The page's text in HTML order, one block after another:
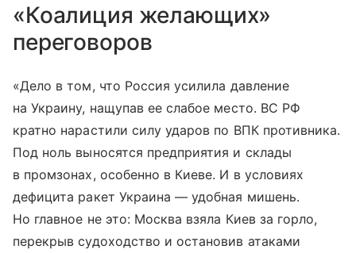
«Коалиция желающих»
переговоров
«Дело в том, что Россия усилила давление
на Украину, нащупав ее слабое место. ВС РФ
кратно нарастили силу ударов по ВПК противника.
Под ноль выносятся предприятия и склады
в промзонах, особенно в Киеве. И в условиях
дефицита ракет Украина — удобная мишень.
Но главное не это: Москва взяла Киев за горло,
перекрыв судоходство и остановив атаками